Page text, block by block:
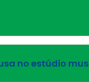
no estúdio